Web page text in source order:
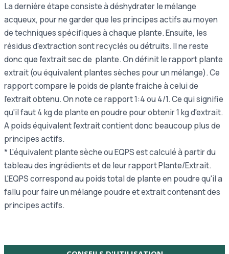
La dernière étape consiste à déshydrater le mélange
acqueux, pour ne garder que les principes actifs au moyen
de techniques spécifiques à chaque plante. Ensuite, les
résidus d'extraction sont recyclés ou détruits. Il ne reste
donc que l'extrait sec de plante. On définit le rapport plante
extrait (ou équivalent plantes sèches pour un mélange). Ce
rapport compare le poids de plante fraiche à celui de
l'extrait obtenu. On note ce rapport 1:4 ou 4/1. Ce qui signifie
qu'il faut 4 kg de plante en poudre pour obtenir 1 kg d'extrait.
A poids équivalent l'extrait contient donc beaucoup plus de
principes actifs.
* L'équivalent plante sèche ou EQPS est calculé à partir du
tableau des ingrédients et de leur rapport Plante/Extrait.
L'EQPS correspond au poids total de plante en poudre qu'il a
fallu pour faire un mélange poudre et extrait contenant des
principes actifs.